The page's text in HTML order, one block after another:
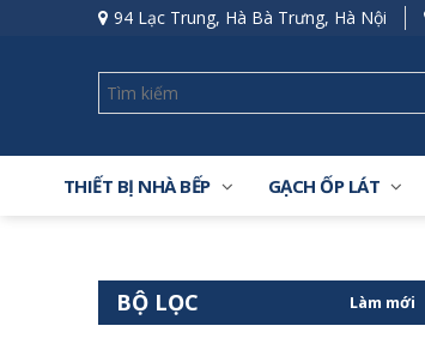
94 Lạc Trung, Hà Bà Trưng, Hà Nội
THIẾT BỊ NHÀ BẾP GẠCH ỐP LÁT
BỘ LỌC Làm mới